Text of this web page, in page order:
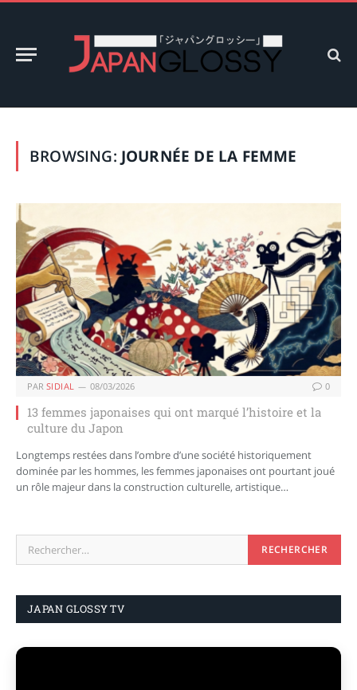
BROWSING: JOURNÉE DE LA FEMME
PAR SIDIAL 08/03/2026 0
13 femmes japonaises qui ont marqué l’histoire et la
culture du Japon
Longtemps restées dans l’ombre d’une société historiquement
dominée par les hommes, les femmes japonaises ont pourtant joué
un rôle majeur dans la construction culturelle, artistique…
JAPAN GLOSSY TV